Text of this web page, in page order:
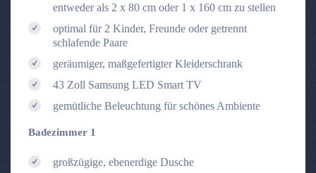
entweder als 2 x 80 cm oder 1 x 160 cm zu stellen
optimal für 2 Kinder, Freunde oder getrennt
schlafende Paare
geräumiger, maßgefertigter Kleiderschrank
43 Zoll Samsung LED Smart TV
gemütliche Beleuchtung für schönes Ambiente
Badezimmer 1
großzügige, ebenerdige Dusche